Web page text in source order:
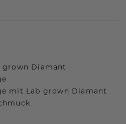
Diamant
mit Lab grown Diamant